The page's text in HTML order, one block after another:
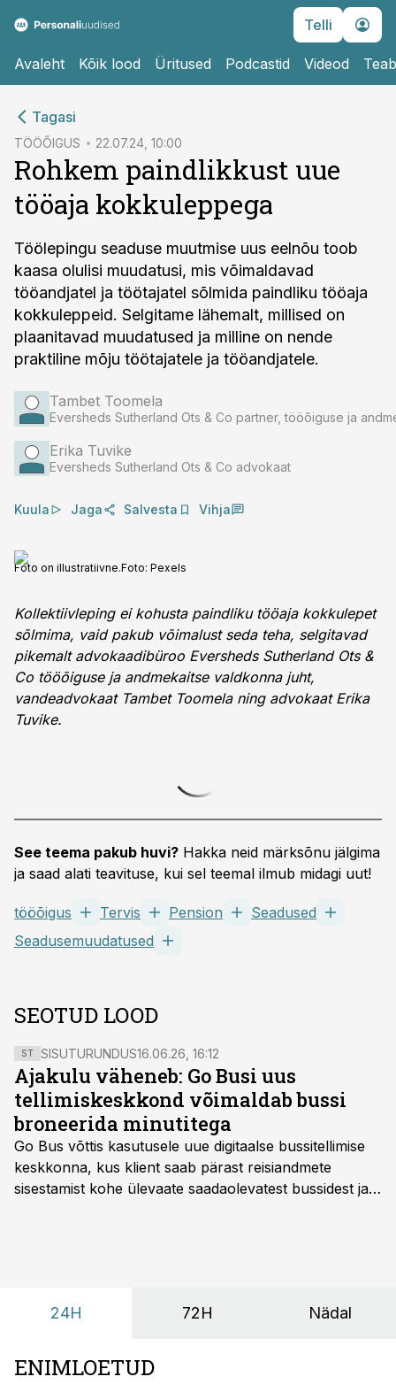
Telli
Avaleht Kõik lood Üritused Podcastid Videod
Tagasi
TÖÖÕIGUS 22.07.24, 10:00
Rohkem paindlikkust uue
tööaja kokkuleppega
Töölepingu seaduse muutmise uus eelnõu toob
kaasa olulisi muudatusi, mis võimaldavad
tööandjatel ja töötajatel sõlmida paindliku tööaja
kokkuleppeid. Selgitame lähemalt, millised on
plaanitavad muudatused ja milline on nende
praktiline mõju töötajatele ja tööandjatele.
Tambet Toomela
Eversheds Sutherland Ots & Co partner, tööõiguse ja
Erika Tuvike
Eversheds Sutherland Ots & Co advokaat
Kuula Jaga Salvesta Vihja
Foto on illustratiivne.Foto: Pexels
Kollektiivleping ei kohusta paindliku tööaja kokkulepet
sõlmima, vaid pakub võimalust seda teha, selgitavad
pikemalt advokaadibüroo Eversheds Sutherland Ots &
Co tööõiguse ja andmekaitse valdkonna juht,
vandeadvokaat Tambet Toomela ning advokaat Erika
Tuvike.
See teema pakub huvi? Hakka neid märksõnu jälgima
ja saad alati teavituse, kui sel teemal ilmub midagi uut!
tööõigus Tervis Pension
Seadused
Seadusemuudatused
SEOTUD LOOD
ST SISUTURUNDUS16.06.26, 16:12
Ajakulu väheneb: Go Busi uus
tellimiskeskkond võimaldab bussi
broneerida minutitega
Go Bus võttis kasutusele uue digitaalse bussitellimise
keskkonna, kus klient saab pärast reisiandmete
sisestamist kohe ülevaate saadaolevatest bussidest ja
24H 72H Nädal
ENIMLOETUD